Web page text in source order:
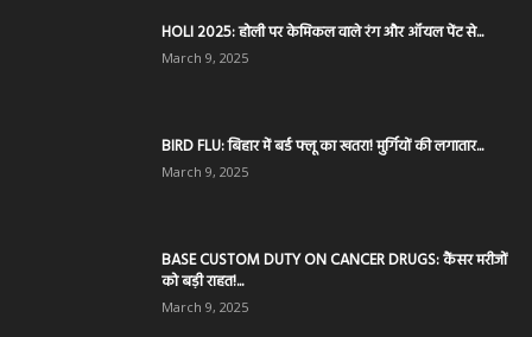
HOLI 2025: होली पर केमिकल वाले रंग और ऑयल पेंट से...
March 9, 2025
BIRD FLU: बिहार में बर्ड फ्लू का खतरा! मुर्गियों की लगातार...
March 9, 2025
BASE CUSTOM DUTY ON CANCER DRUGS: कैंसर मरीजों
को बड़ी राहत!...
March 9, 2025